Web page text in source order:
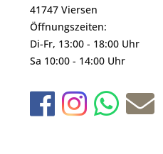
41747 Viersen
Öffnungszeiten:
Di-Fr, 13:00 - 18:00 Uhr
Sa 10:00 - 14:00 Uhr